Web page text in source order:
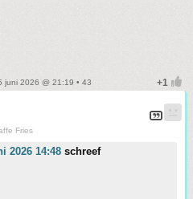
juni 2026 @ 21:19 • 43
Fries
2026 14:48 schreef